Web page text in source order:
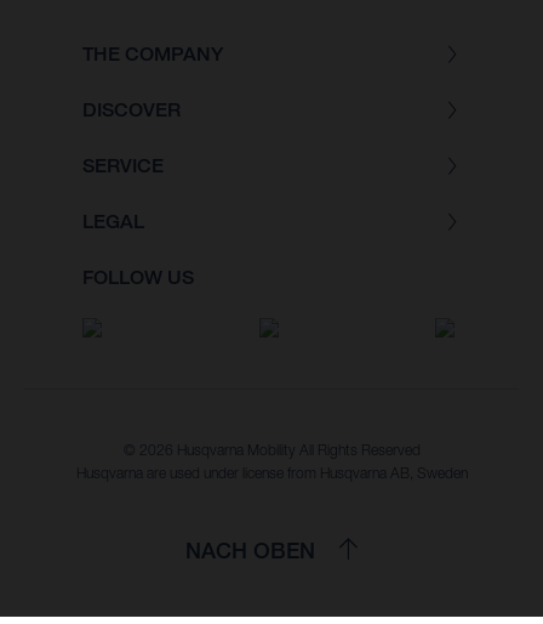
THE COMPANY
DISCOVER
SERVICE
LEGAL
FOLLOW US
© 2026 Husqvarna Mobility All Rights Reserved
Husqvarna are used under license from Husqvarna AB, Sweden
NACH OBEN